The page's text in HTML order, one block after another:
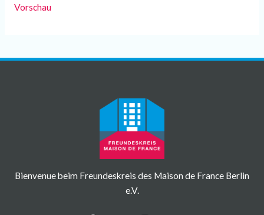
Vorschau
Bienvenue beim Freundeskreis des Maison de France Berlin
e.V.